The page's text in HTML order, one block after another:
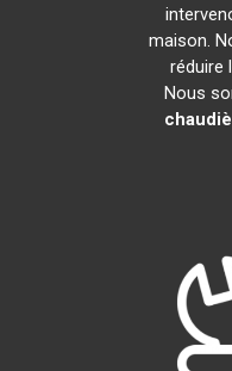
maison.
réduire
Nous